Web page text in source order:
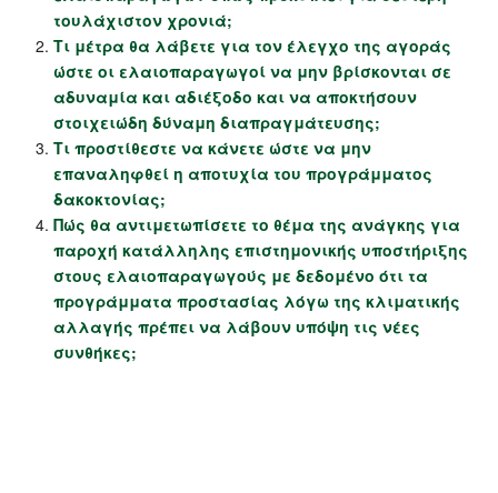
τουλάχιστον χρονιά;
Τι μέτρα θα λάβετε για τον έλεγχο της αγοράς
ώστε οι ελαιοπαραγωγοί να μην βρίσκονται σε
αδυναμία και αδιέξοδο και να αποκτήσουν
στοιχειώδη δύναμη διαπραγμάτευσης;
Τι προστίθεστε να κάνετε ώστε να μην
επαναληφθεί η αποτυχία του προγράμματος
δακοκτονίας;
Πώς θα αντιμετωπίσετε το θέμα της ανάγκης για
παροχή κατάλληλης επιστημονικής υποστήριξης
στους ελαιοπαραγωγούς με δεδομένο ότι τα
προγράμματα προστασίας λόγω της κλιματικής
αλλαγής πρέπει να λάβουν υπόψη τις νέες
συνθήκες;